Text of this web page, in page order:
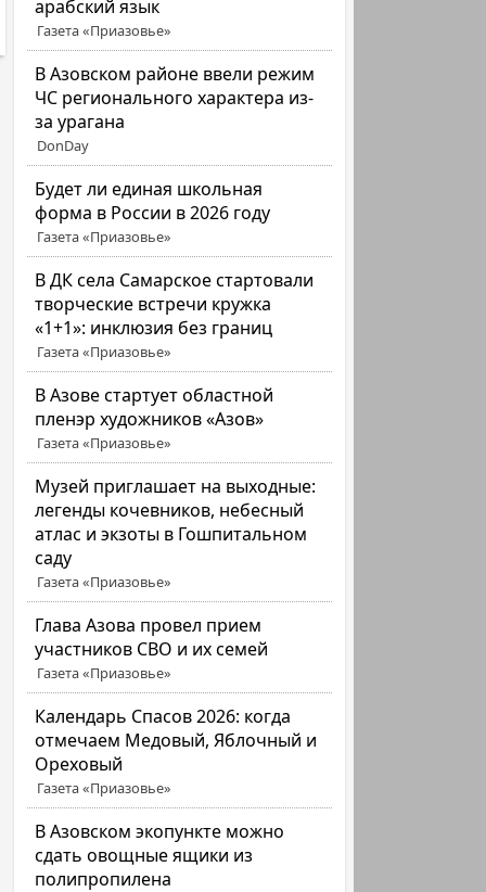
арабский язык
Газета «Приазовье»
В Азовском районе ввели режим
ЧС регионального характера из-
за урагана
DonDay
Будет ли единая школьная
форма в России в 2026 году
Газета «Приазовье»
В ДК села Самарское стартовали
творческие встречи кружка
«1+1»: инклюзия без границ
Газета «Приазовье»
В Азове стартует областной
пленэр художников «Азов»
Газета «Приазовье»
Музей приглашает на выходные:
легенды кочевников, небесный
атлас и экзоты в Гошпитальном
саду
Газета «Приазовье»
Глава Азова провел прием
участников СВО и их семей
Газета «Приазовье»
Календарь Спасов 2026: когда
отмечаем Медовый, Яблочный и
Ореховый
Газета «Приазовье»
В Азовском экопункте можно
сдать овощные ящики из
полипропилена